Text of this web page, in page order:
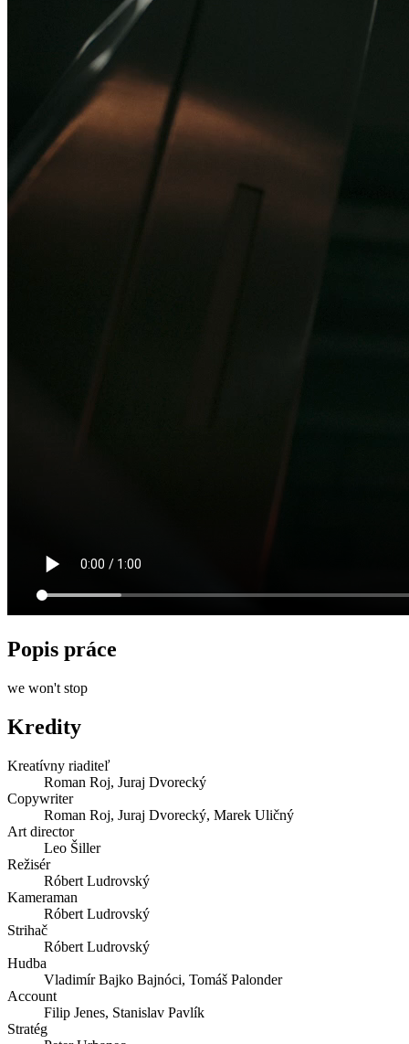
Popis práce
we won't stop
Kredity
Kreatívny riaditeľ
Roman Roj, Juraj Dvorecký
Copywriter
Roman Roj, Juraj Dvorecký, Marek Uličný
Art director
Leo Šiller
Režisér
Róbert Ludrovský
Kameraman
Róbert Ludrovský
Strihač
Róbert Ludrovský
Hudba
Vladimír Bajko Bajnóci, Tomáš Palonder
Account
Filip Jenes, Stanislav Pavlík
Stratég